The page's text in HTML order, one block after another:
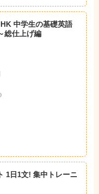
中学生の基礎英語
総仕上げ編
1日1文! 集中トレーニ